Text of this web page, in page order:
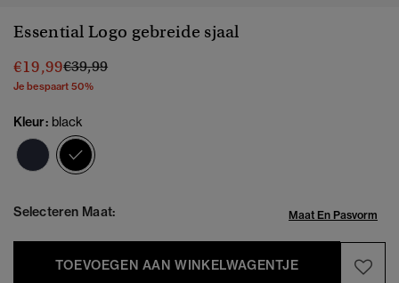
Essential Logo gebreide sjaal
€19,99Prijs verlaagd van
€39,99naar
Je bespaart 50%
Kleur: black
Selecteren Maat: Maat En Pasvorm
TOEVOEGEN AAN WINKELWAGENTJE